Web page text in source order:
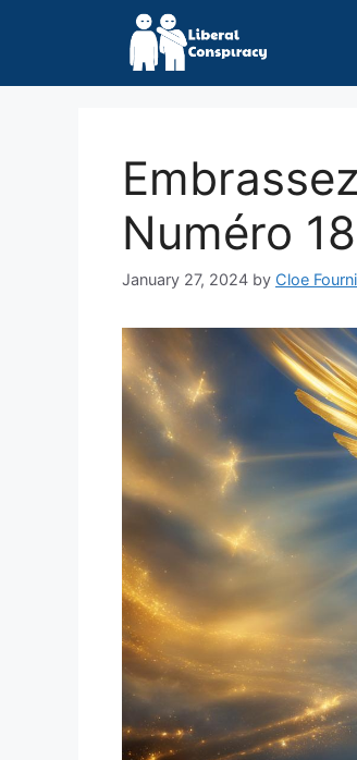
Numéro
January 27, 2024 by Cloe